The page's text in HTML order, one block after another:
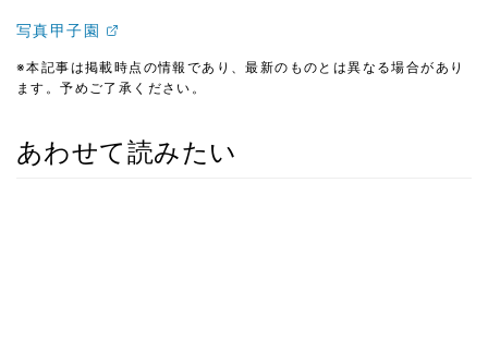
写真甲子園
※本記事は掲載時点の情報であり、最新のものとは異なる場合があり
ます。予めご了承ください。
あわせて読みたい